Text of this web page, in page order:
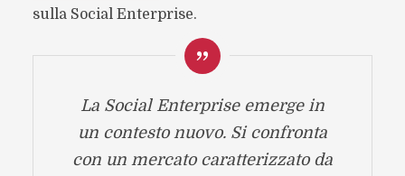
sulla Social Enterprise.
La Social Enterprise emerge in
un contesto nuovo. Si confronta
con un mercato caratterizzato da